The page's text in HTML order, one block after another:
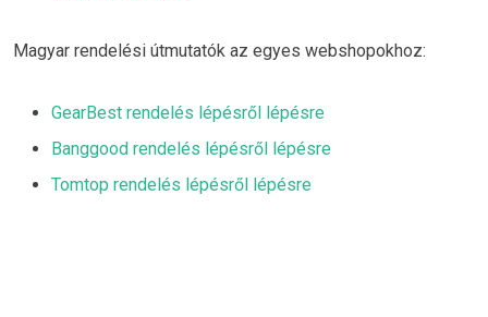
Magyar rendelési útmutatók az egyes webshopokhoz:
GearBest rendelés lépésről lépésre
Banggood rendelés lépésről lépésre
Tomtop rendelés lépésről lépésre